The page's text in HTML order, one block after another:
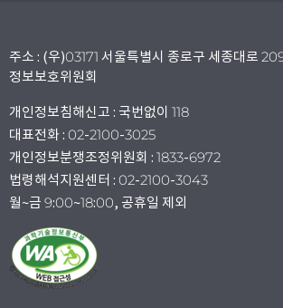
주소 : (우)03171 서울특별시 종로구 세종대로
정보보호위원회
개인정보침해신고 : 국번없이 118
대표전화 : 02-2100-3025
개인정보분쟁조정위원회 : 1833-6972
법령해석지원센터 : 02-2100-3043
월~금 9:00~18:00, 공휴일 제외